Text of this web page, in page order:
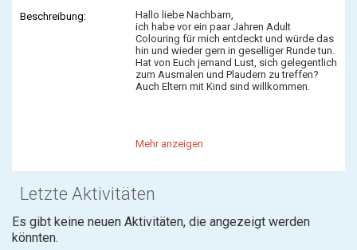
Beschreibung:
Hallo liebe Nachbarn,
ich habe vor ein paar Jahren Adult
Colouring für mich entdeckt und würde das
hin und wieder gern in geselliger Runde tun.
Hat von Euch jemand Lust, sich gelegentlich
zum Ausmalen und Plaudern zu treffen?
Auch Eltern mit Kind sind willkommen.
Mehr anzeigen
Letzte Aktivitäten
Es gibt keine neuen Aktivitäten, die angezeigt werden
könnten.